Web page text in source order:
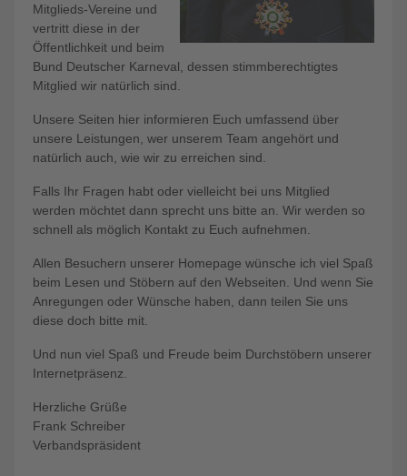
Mitglieds-Vereine und
vertritt diese in der
Öffentlichkeit und beim
Bund Deutscher Karneval, dessen stimmberechtigtes
Mitglied wir natürlich sind.
Unsere Seiten hier informieren Euch umfassend über
unsere Leistungen, wer unserem Team angehört und
natürlich auch, wie wir zu erreichen sind.
Falls Ihr Fragen habt oder vielleicht bei uns Mitglied
werden möchtet dann sprecht uns bitte an. Wir werden so
schnell als möglich Kontakt zu Euch aufnehmen.
Allen Besuchern unserer Homepage wünsche ich viel Spaß
beim Lesen und Stöbern auf den Webseiten. Und wenn Sie
Anregungen oder Wünsche haben, dann teilen Sie uns
diese doch bitte mit.
Und nun viel Spaß und Freude beim Durchstöbern unserer
Internetpräsenz.
Herzliche Grüße
Frank Schreiber
Verbandspräsident